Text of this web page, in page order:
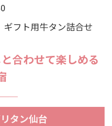
ギフト用牛タン詰合せ
合わせて楽しめる
タン仙台